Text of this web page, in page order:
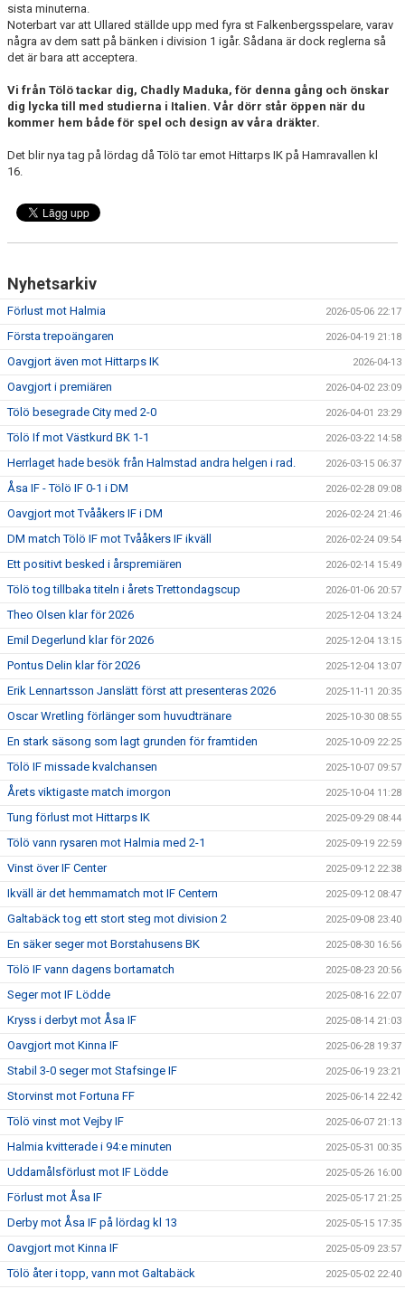
sista minuterna.
Noterbart var att Ullared ställde upp med fyra st Falkenbergsspelare, varav
några av dem satt på bänken i division 1 igår. Sådana är dock reglerna så
det är bara att acceptera.
Vi från Tölö tackar dig, Chadly Maduka, för denna gång och önskar
dig lycka till med studierna i Italien. Vår dörr står öppen när du
kommer hem både för spel och design av våra dräkter.
Det blir nya tag på lördag då Tölö tar emot Hittarps IK på Hamravallen kl
16.
Nyhetsarkiv
Förlust mot Halmia 2026-05-06 22:17
Första trepoängaren 2026-04-19 21:18
Oavgjort även mot Hittarps IK 2026-04-13
Oavgjort i premiären 2026-04-02 23:09
Tölö besegrade City med 2-0 2026-04-01 23:29
Tölö If mot Västkurd BK 1-1 2026-03-22 14:58
Herrlaget hade besök från Halmstad andra helgen i rad. 2026-03-15 06:37
Åsa IF - Tölö IF 0-1 i DM 2026-02-28 09:08
Oavgjort mot Tvååkers IF i DM 2026-02-24 21:46
DM match Tölö IF mot Tvååkers IF ikväll 2026-02-24 09:54
Ett positivt besked i årspremiären 2026-02-14 15:49
Tölö tog tillbaka titeln i årets Trettondagscup 2026-01-06 20:57
Theo Olsen klar för 2026 2025-12-04 13:24
Emil Degerlund klar för 2026 2025-12-04 13:15
Pontus Delin klar för 2026 2025-12-04 13:07
Erik Lennartsson Janslätt först att presenteras 2026 2025-11-11 20:35
Oscar Wretling förlänger som huvudtränare 2025-10-30 08:55
En stark säsong som lagt grunden för framtiden 2025-10-09 22:25
Tölö IF missade kvalchansen 2025-10-07 09:57
Årets viktigaste match imorgon 2025-10-04 11:28
Tung förlust mot Hittarps IK 2025-09-29 08:44
Tölö vann rysaren mot Halmia med 2-1 2025-09-19 22:59
Vinst över IF Center 2025-09-12 22:38
Ikväll är det hemmamatch mot IF Centern 2025-09-12 08:47
Galtabäck tog ett stort steg mot division 2 2025-09-08 23:40
En säker seger mot Borstahusens BK 2025-08-30 16:56
Tölö IF vann dagens bortamatch 2025-08-23 20:56
Seger mot IF Lödde 2025-08-16 22:07
Kryss i derbyt mot Åsa IF 2025-08-14 21:03
Oavgjort mot Kinna IF 2025-06-28 19:37
Stabil 3-0 seger mot Stafsinge IF 2025-06-19 23:21
Storvinst mot Fortuna FF 2025-06-14 22:42
Tölö vinst mot Vejby IF 2025-06-07 21:13
Halmia kvitterade i 94:e minuten 2025-05-31 00:35
Uddamålsförlust mot IF Lödde 2025-05-26 16:00
Förlust mot Åsa IF 2025-05-17 21:25
Derby mot Åsa IF på lördag kl 13 2025-05-15 17:35
Oavgjort mot Kinna IF 2025-05-09 23:57
Tölö åter i topp, vann mot Galtabäck 2025-05-02 22:40